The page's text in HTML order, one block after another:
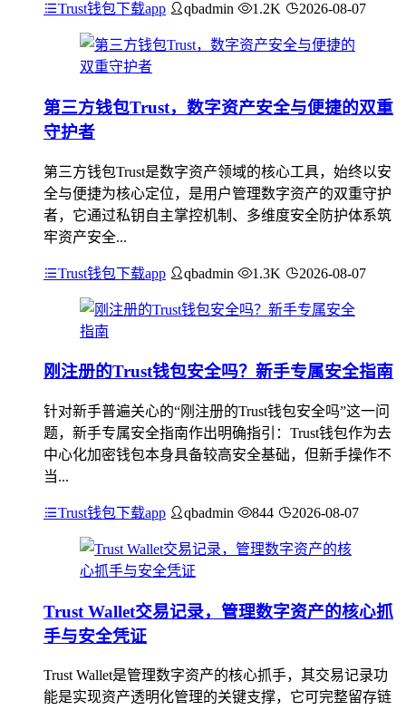
Trust钱包下载app qbadmin 1.2K 2026-08-07
第三方钱包Trust，数字资产安全与便捷的双重
守护者
第三方钱包Trust是数字资产领域的核心工具，始终以安
全与便捷为核心定位，是用户管理数字资产的双重守护
者，它通过私钥自主掌控机制、多维度安全防护体系筑
牢资产安全...
Trust钱包下载app qbadmin 1.3K 2026-08-07
刚注册的Trust钱包安全吗？新手专属安全指南
针对新手普遍关心的“刚注册的Trust钱包安全吗”这一问
题，新手专属安全指南作出明确指引：Trust钱包作为去
中心化加密钱包本身具备较高安全基础，但新手操作不
当...
Trust钱包下载app qbadmin 844 2026-08-07
Trust Wallet交易记录，管理数字资产的核心抓
手与安全凭证
Trust Wallet是管理数字资产的核心抓手，其交易记录功
能是实现资产透明化管理的关键支撑，它可完整留存链